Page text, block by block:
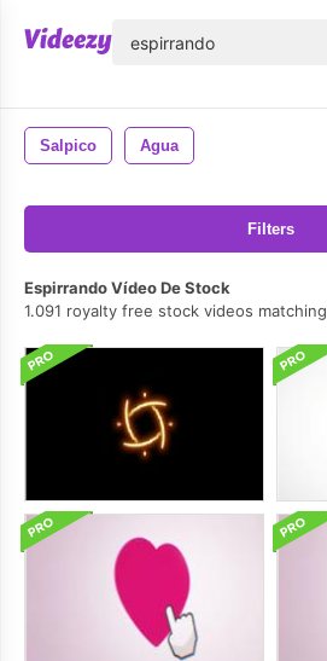
Salpico Agua
Filters
Espirrando Vídeo De Stock
1.091 royalty free stock videos matching